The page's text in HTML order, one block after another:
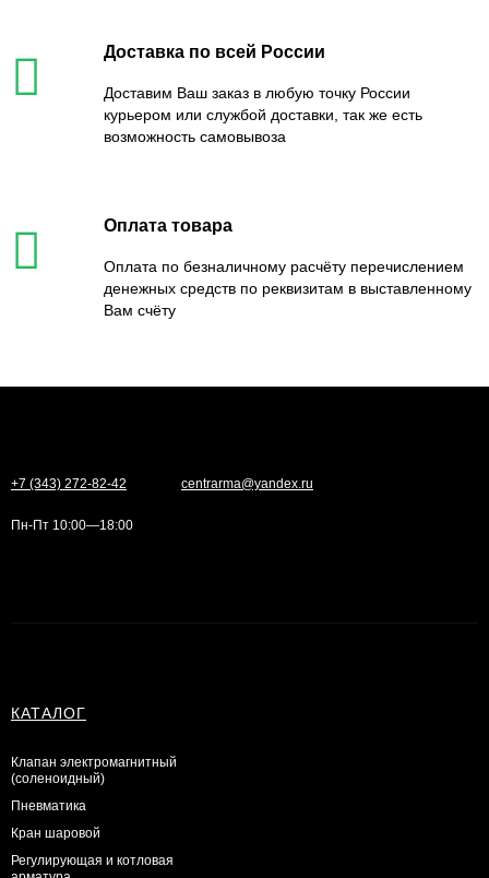
Доставка по всей России
Доставим Ваш заказ в любую точку России
курьером или службой доставки, так же есть
возможность самовывоза
Оплата товара
Оплата по безналичному расчёту перечислением
денежных средств по реквизитам в выставленному
Вам счёту
+7 (343) 272-82-42 centrarma@yandex.ru
Пн-Пт 10:00—18:00
КАТАЛОГ
Клапан электромагнитный
(соленоидный)
Пневматика
Кран шаровой
Регулирующая и котловая